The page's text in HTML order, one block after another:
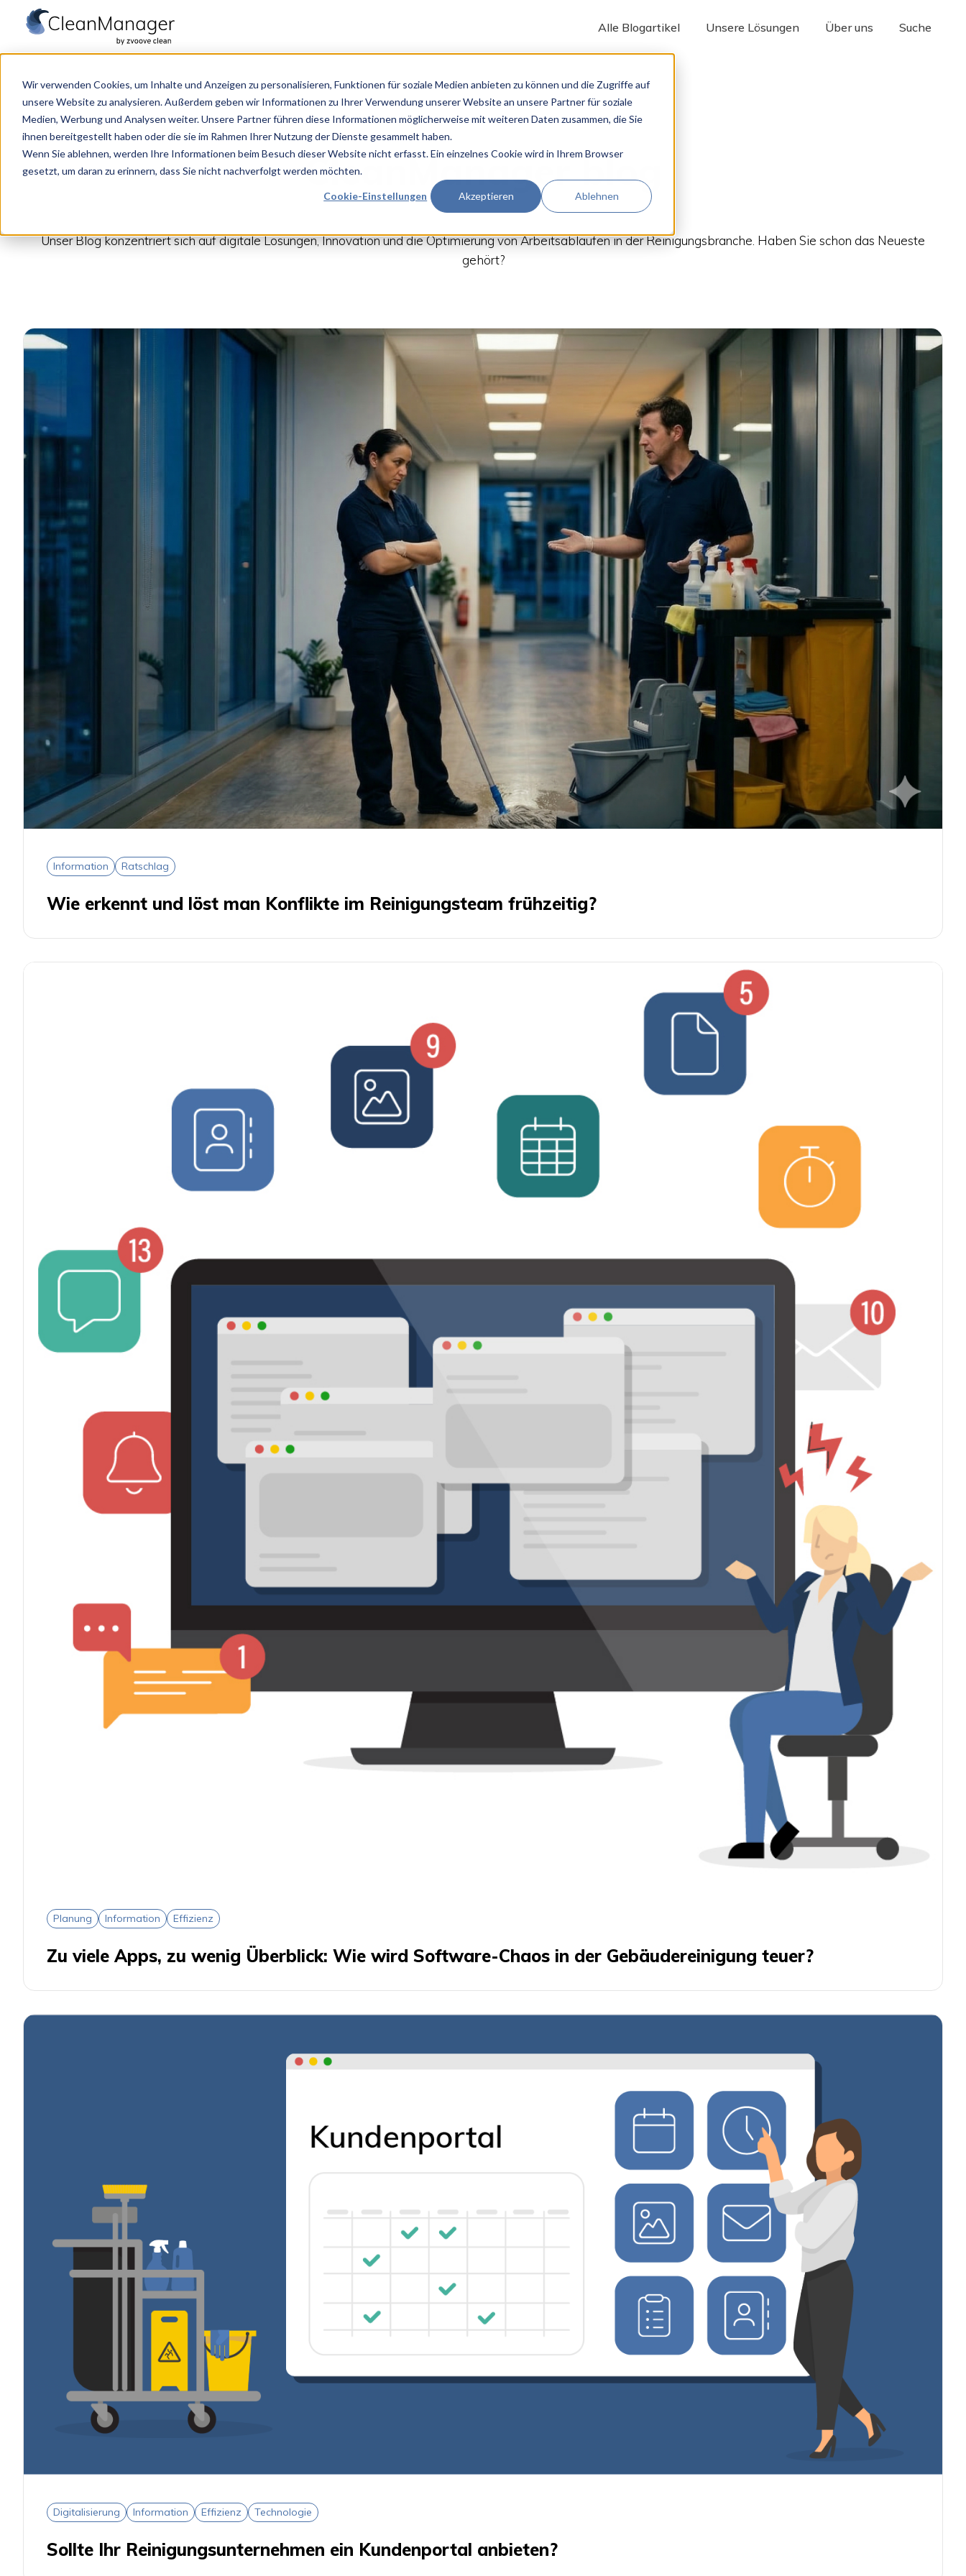
Wir verwenden Cookies, um Inhalte und Anzeigen zu personalisieren, Funktionen für soziale Medien anbieten zu können und die Zugriffe auf
unsere Website zu analysieren. Außerdem geben wir Informationen zu Ihrer Verwendung unserer Website an unsere Partner für soziale
Medien, Werbung und Analysen weiter. Unsere Partner führen diese Informationen möglicherweise mit weiteren Daten zusammen, die Sie
ihnen bereitgestellt haben oder die sie im Rahmen Ihrer Nutzung der Dienste gesammelt haben.
Wenn Sie ablehnen, werden Ihre Informationen beim Besuch dieser Website nicht erfasst. Ein einzelnes Cookie wird in Ihrem Browser
gesetzt, um daran zu erinnern, dass Sie nicht nachverfolgt werden möchten.
Cookie-Einstellungen Akzeptieren Ablehnen
a
e
Alle Blogartikel Unsere Lösungen Über uns Suche
CleanManager blog
Unser Blog konzentriert sich auf digitale Lösungen, Innovation und die Optimierung von Arbeitsabläufen in der Reinigungsbranche. Haben Sie schon das Neueste
gehört?
Information Ratschlag
Wie erkennt und löst man Konflikte im Reinigungsteam frühzeitig?
Planung Information Effizienz
Zu viele Apps, zu wenig Überblick: Wie wird Software-Chaos in der Gebäudereinigung teuer?
Digitalisierung Information Effizienz Technologie
Sollte Ihr Reinigungsunternehmen ein Kundenportal anbieten?